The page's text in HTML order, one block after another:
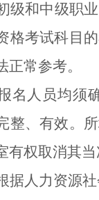
级和中级职
格考试科目
正常参考。
报名人员均
整、有效。
有权取消其当
据人力资源